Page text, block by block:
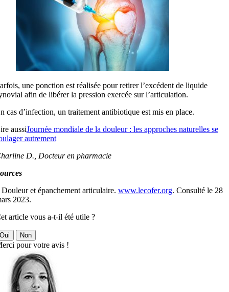
une ponction est réalisée pour retirer l’excédent de liquide
afin de libérer la pression exercée sur l’articulation.
cas d’infection, un traitement antibiotique est mis en place.
aussiJournée mondiale de la douleur : les approches naturelles se
autrement
D., Docteur en pharmacie
et épanchement articulaire. www.lecofer.org. Consulté le 28
2023.
article vous a-t-il été utile ?
Non
pour votre avis !